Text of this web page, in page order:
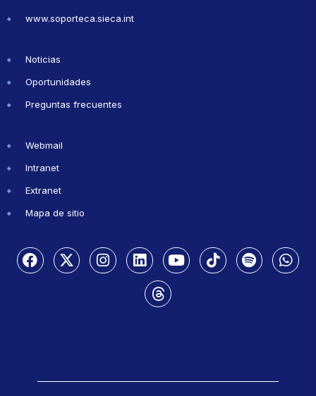
www.soporteca.sieca.int
Noticias
Oportunidades
Preguntas frecuentes
Webmail
Intranet
Extranet
Mapa de sitio